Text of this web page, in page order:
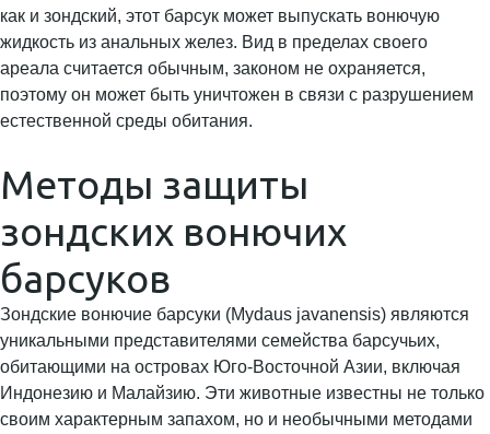
как и зондский, этот барсук может выпускать вонючую
жидкость из анальных желез. Вид в пределах своего
ареала считается обычным, законом не охраняется,
поэтому он может быть уничтожен в связи с разрушением
естественной среды обитания.
Методы защиты
зондских вонючих
барсуков
Зондские вонючие барсуки (Mydaus javanensis) являются
уникальными представителями семейства барсучьих,
обитающими на островах Юго-Восточной Азии, включая
Индонезию и Малайзию. Эти животные известны не только
своим характерным запахом, но и необычными методами